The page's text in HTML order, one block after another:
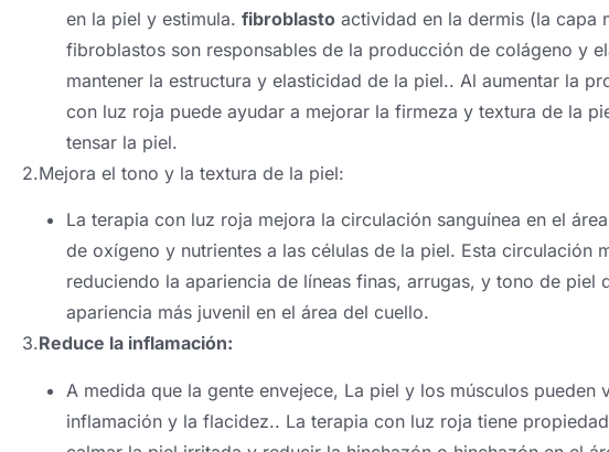
en la piel y estimula. fibroblasto actividad en la dermis (la capa
fibroblastos son responsables de la producción de colágeno y
mantener la estructura y elasticidad de la piel.. Al aumentar la
con luz roja puede ayudar a mejorar la firmeza y textura de la
tensar la piel.
2.Mejora el tono y la textura de la piel:
La terapia con luz roja mejora la circulación sanguínea en el
de oxígeno y nutrientes a las células de la piel. Esta circulación
reduciendo la apariencia de líneas finas, arrugas, y tono de piel
apariencia más juvenil en el área del cuello.
3.Reduce la inflamación:
A medida que la gente envejece, La piel y los músculos pueden
inflamación y la flacidez.. La terapia con luz roja tiene